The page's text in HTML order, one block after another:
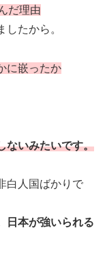
だ理由
たから。
に嵌ったか
ないみたいです。
白人国ばかりで
日本が強いられる